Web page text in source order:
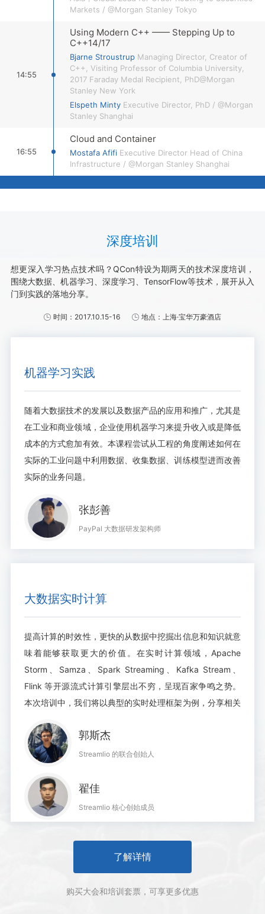
Markets / @Morgan Stanley Tokyo
14:55
Using Modern C++ —— Stepping Up to
C++14/17
Bjarne Stroustrup Managing Director, Creator of
C++, Visiting Professor of Columbia University,
2017 Faraday Medal Recipient, PhD@Morgan
Stanley New York
Elspeth Minty Executive Director, PhD / @Morgan
Stanley Shanghai
16:55
Cloud and Container
Mostafa Afifi Executive Director Head of China
Infrastructure / @Morgan Stanley Shanghai
深度培训
想更深入学习热点技术吗？QCon特设为期两天的技术深度培训，
围绕大数据、机器学习、深度学习、TensorFlow等技术，展开从入
门到实践的落地分享。
时间：2017.10.15-16 地点：上海·宝华万豪酒店
机器学习实践
随着大数据技术的发展以及数据产品的应用和推广，尤其是
在工业和商业领域，企业使用机器学习来提升收入或是降低
成本的方式愈加有效。本课程尝试从工程的角度阐述如何在
实际的工业问题中利用数据、收集数据、训练模型进而改善
实际的业务问题。
张彭善
PayPal 大数据研发架构师
大数据实时计算
提高计算的时效性，更快的从数据中挖掘出信息和知识就意
味着能够获取更大的价值。在实时计算领域，Apache
Storm、Samza、Spark Streaming、Kafka Stream、
Flink 等开源流式计算引擎层出不穷，呈现百家争鸣之势。
本次培训中，我们将以典型的实时处理框架为例，分享相关
郭斯杰
Streamlio 的联合创始人
翟佳
Streamlio 核心创始成员
了解详情
购买大会和培训套票，可享更多优惠